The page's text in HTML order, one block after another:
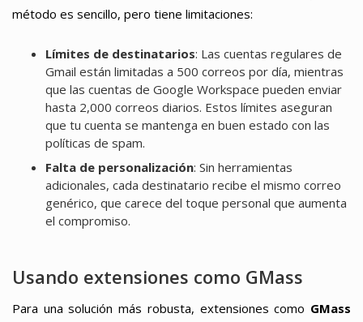
método es sencillo, pero tiene limitaciones:
Límites de destinatarios: Las cuentas regulares de
Gmail están limitadas a 500 correos por día, mientras
que las cuentas de Google Workspace pueden enviar
hasta 2,000 correos diarios. Estos límites aseguran
que tu cuenta se mantenga en buen estado con las
políticas de spam.
Falta de personalización: Sin herramientas
adicionales, cada destinatario recibe el mismo correo
genérico, que carece del toque personal que aumenta
el compromiso.
Usando extensiones como GMass
Para una solución más robusta, extensiones como GMass